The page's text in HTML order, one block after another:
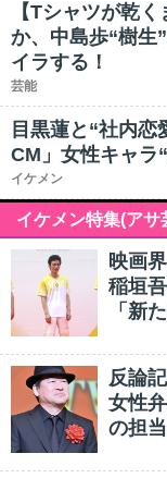
【Tシャツが乾
か、中島歩“樹生
イラする！
芸能
目黒蓮と“社内
CM」女性キャラ
イケメン
イケメン特集(アサ
映画
稲垣
「新
反論
女性
の担